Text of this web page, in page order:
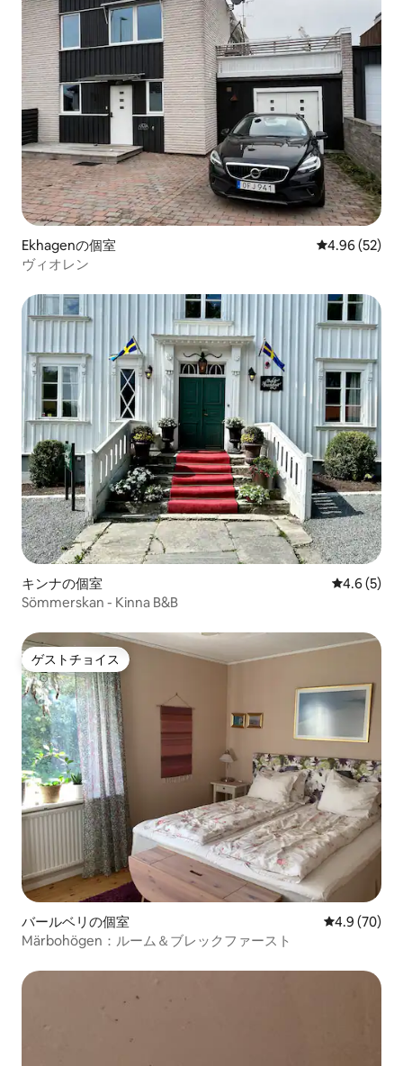
Ekhagenの個室 レビュー52
4.96 (52)
ヴィオレン
キンナの個室 レビュー5
4.6 (5)
Sömmerskan - Kinna B&B
ゲストチョイス
ゲストチョイス
バールベリの個室 レビュー70
4.9 (70)
Märbohögen：ルーム＆ブレックファースト